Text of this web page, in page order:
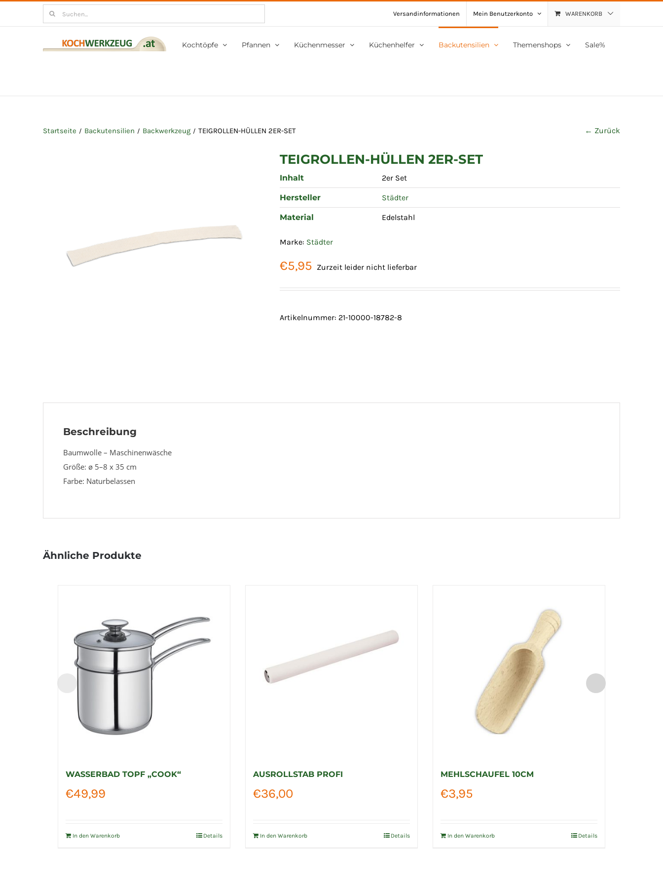
Suchen
nach:
Versandinformationen Mein Benutzerkonto WARENKORB
Kochtöpfe Pfannen Küchenmesser Küchenhelfer Backutensilien Themenshops Sale%
Startseite Backutensilien Backwerkzeug TEIGROLLEN-HÜLLEN 2ER-SET ← Zurück
TEIGROLLEN-HÜLLEN 2ER-SET
Inhalt 2er Set
Hersteller Städter
Material Edelstahl
Marke: Städter
€5,95 Zurzeit leider nicht lieferbar
Artikelnummer: 21-10000-18782-8
Beschreibung
Baumwolle – Maschinenwäsche
Größe: ø 5–8 x 35 cm
Farbe: Naturbelassen
Ähnliche Produkte
WASSERBAD TOPF „COOK“
€49,99
In den Warenkorb Details
AUSROLLSTAB PROFI
€36,00
In den Warenkorb Details
MEHLSCHAUFEL 10CM
€3,95
In den Warenkorb Details